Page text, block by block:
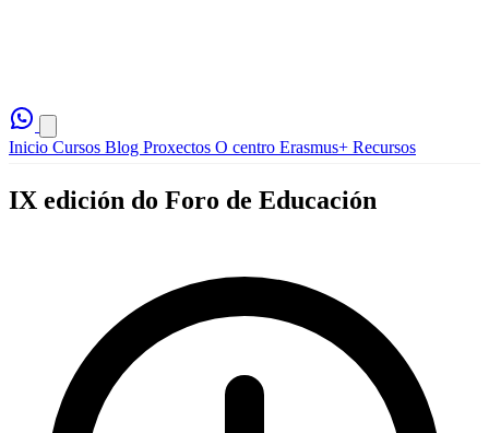
Inicio Cursos Blog Proxectos O centro Erasmus+ Recursos
IX edición do Foro de Educación